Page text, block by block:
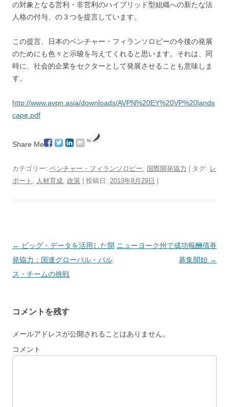
の対象となる営利・非営利のハイブリッド型組織への新たな法
人格の付与、の３つを提言しています。
この提言、日本のベンチャー・フィランソロピーの今後の発展
のためにも色々と示唆を与えてくれると思います。それは、同
時に、社会的企業をセクターとして発展させることも意味しま
す。
http://www.avpn.asia/downloads/AVPN%20EY%20VP%20lands
cape.pdf
Share Me by
カテゴリー: ベンチャー・フィランソロピー, 国際開発協力 | タグ: レ
ポート , 人材育成, 政策 | 投稿日: 2013年8月29日
投
稿
ナ
ー
シ
ョ
← ビッグ・データを活用した開
発協力：国連グローバル・パル
ス・チームの挑戦
ニューヨーク州で成功報酬債券
募集開始 →
コメントを残す
メールアドレスが公開されることはありません。
コメント